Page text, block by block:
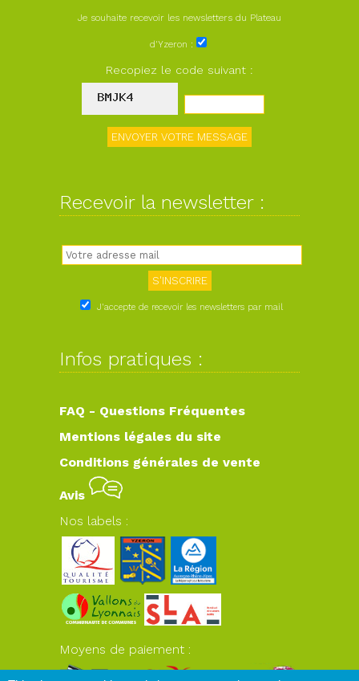
Je souhaite recevoir les newsletters du Plateau
d'Yzeron :
Recopiez le code suivant :
Recevoir la newsletter :
J'accepte de recevoir les newsletters par mail
Infos pratiques :
FAQ - Questions Fréquentes
Mentions légales du site
Conditions générales de vente
Avis
Nos labels :
Moyens de paiement :